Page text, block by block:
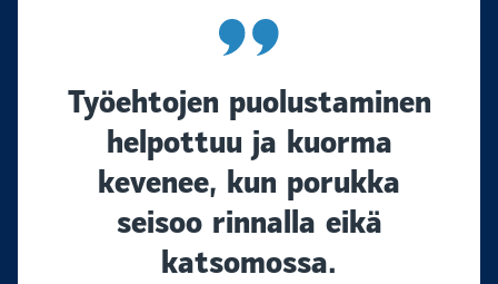
Työehtojen puolustaminen
helpottuu ja kuorma
kevenee, kun porukka
seisoo rinnalla eikä
katsomossa.